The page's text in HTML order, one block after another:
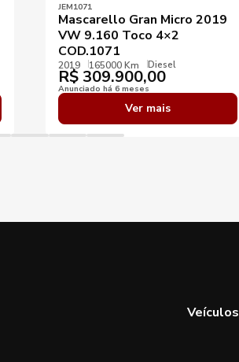
JEM1071
Mascarello Gran Micro 2019
VW 9.160 Toco 4×2
COD.1071
2019 165000 Km Diesel
R$ 309.900,00
Anunciado há 6 meses
Ver mais
Veículos